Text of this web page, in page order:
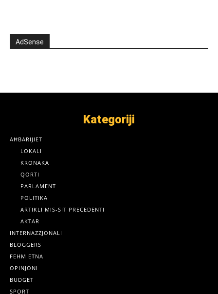
AdSense
Kategoriji
AĦBARIJIET
LOKALI
KRONAKA
QORTI
PARLAMENT
POLITIKA
ARTIKLI MIS-SIT PREĊEDENTI
AKTAR
INTERNAZZJONALI
BLOGGERS
FEHMIETNA
OPINJONI
BUDGET
SPORT